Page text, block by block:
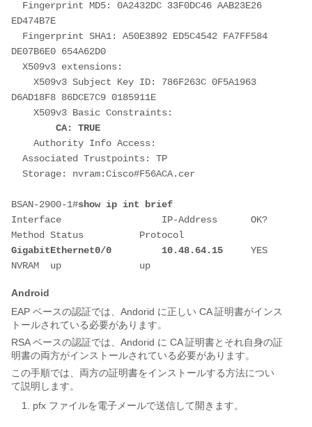
Fingerprint MD5: 0A2432DC 33F0DC46 AAB23E26
ED474B7E
Fingerprint SHA1: A50E3892 ED5C4542 FA7FF584
DE07B6E0 654A62D0
X509v3 extensions:
X509v3 Subject Key ID: 786F263C 0F5A1963
D6AD18F8 86DCE7C9 0185911E
X509v3 Basic Constraints:
CA: TRUE
Authority Info Access:
Associated Trustpoints: TP
Storage: nvram:Cisco#F56ACA.cer
BSAN-2900-1#show ip int brief
Interface                  IP-Address      OK?
Method Status          Protocol
GigabitEthernet0/0         10.48.64.15 YES
NVRAM  up              up
Android
EAP ベースの認証では、Andorid に正しい CA 証明書がインス
トールされている必要があります。
RSA ベースの認証では、Andorid に CA 証明書とそれ自身の証
明書の両方がインストールされている必要があります。
この手順では、両方の証明書をインストールする方法につい
て説明します。
pfx ファイルを電子メールで送信して開きます。